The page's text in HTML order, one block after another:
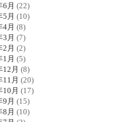
6月 (22)
5月 (10)
4月 (8)
3月 (7)
2月 (2)
1月 (5)
12月 (8)
11月 (20)
10月 (17)
9月 (15)
8月 (10)